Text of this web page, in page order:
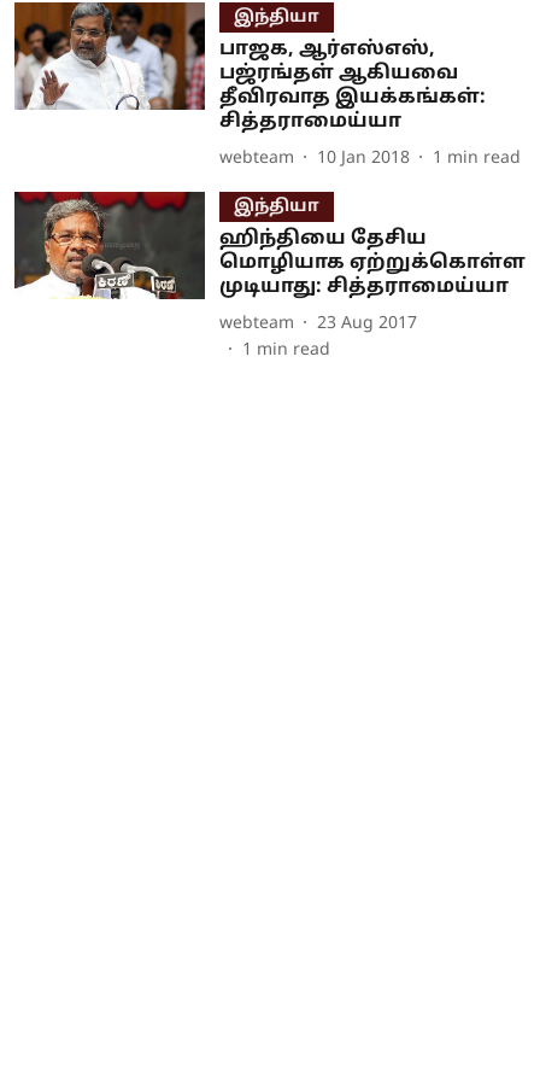
இந்தியா
பாஜக, ஆர்எஸ்எஸ்,
பஜ்ரங்தள் ஆகியவை
தீவிரவாத இயக்கங்கள்:
சித்தராமைய்யா
webteam 10 Jan 2018 1 min read
இந்தியா
ஹிந்தியை தேசிய
மொழியாக ஏற்றுக்கொள்ள
முடியாது: சித்தராமைய்யா
webteam
23 Aug 2017
1 min read